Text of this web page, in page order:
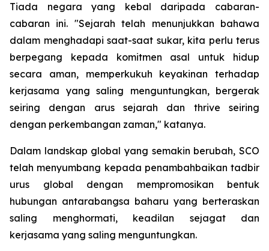
Tiada negara yang kebal daripada cabaran-
cabaran ini. "Sejarah telah menunjukkan bahawa
dalam menghadapi saat-saat sukar, kita perlu terus
berpegang kepada komitmen asal untuk hidup
secara aman, memperkukuh keyakinan terhadap
kerjasama yang saling menguntungkan, bergerak
seiring dengan arus sejarah dan thrive seiring
dengan perkembangan zaman," katanya.
Dalam landskap global yang semakin berubah, SCO
telah menyumbang kepada penambahbaikan tadbir
urus global dengan mempromosikan bentuk
hubungan antarabangsa baharu yang berteraskan
saling menghormati, keadilan sejagat dan
kerjasama yang saling menguntungkan.